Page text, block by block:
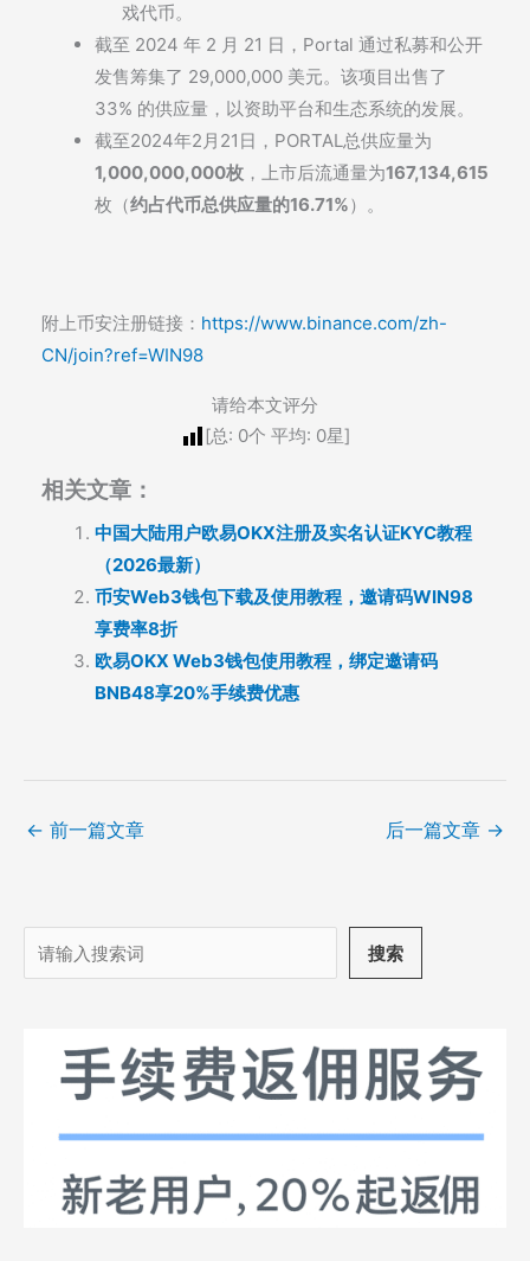
戏代币。
截至 2024 年 2 月 21 日，Portal 通过私募和公开
发售筹集了 29,000,000 美元。该项目出售了
33% 的供应量，以资助平台和生态系统的发展。
截至2024年2月21日，PORTAL总供应量为
1,000,000,000枚 ，上市后流通量为167,134,615
枚（约占代币总供应量的16.71%）。
附上币安注册链接： https://www.binance.com/zh-
CN/join?ref=WIN98
请给本文评分
[总: 0个 平均: 0星]
相关文章：
中国大陆用户欧易OKX注册及实名认证KYC教程
（2026最新）
币安Web3钱包下载及使用教程，邀请码WIN98
享费率8折
欧易OKX Web3钱包使用教程，绑定邀请码
BNB48享20%手续费优惠
← 前一篇文章 后一篇文章 →
搜
索
搜索